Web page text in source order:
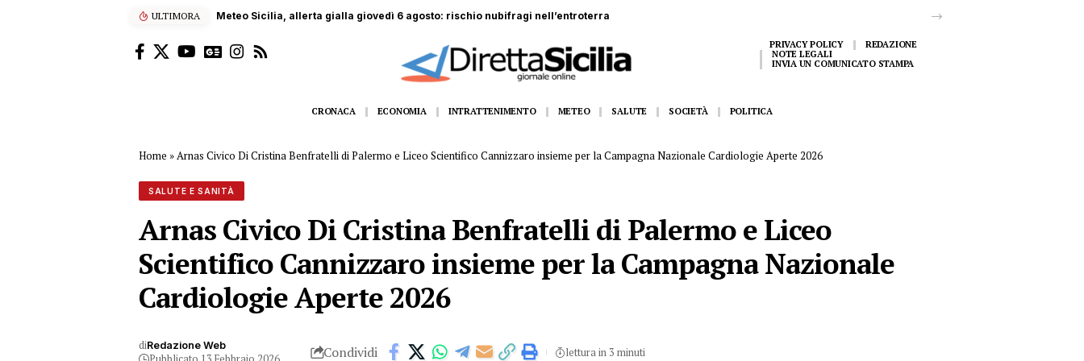
ULTIMORA Meteo Sicilia, allerta gialla giovedì 6 agosto: rischio nubifragi nell’entroterra
PRIVACY POLICY
REDAZIONE
NOTE LEGALI
INVIA UN COMUNICATO STAMPA
CRONACA ECONOMIA INTRATTENIMENTO METEO SALUTE SOCIETÀ POLITICA
Home »Arnas Civico Di Cristina Benfratelli di Palermo e Liceo Scientifico Cannizzaro insieme per la Campagna Nazionale Cardiologie Aperte 2026
SALUTE E SANITÀ
Arnas Civico Di Cristina Benfratelli di Palermo e Liceo
Scientifico Cannizzaro insieme per la Campagna Nazionale
Cardiologie Aperte 2026
diRedazione Web Condividi lettura in 3 minuti